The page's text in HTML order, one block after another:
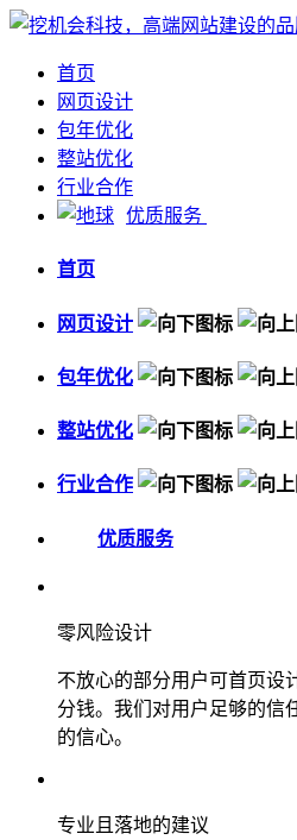
首页
网页设计
包年优化
整站优化
行业合作
优质服务
首页
网页设计
包年优化
整站优化
行业合作
优质服务
零风险设计
不放心的部分用户可首页设
分钱。我们对用户足够的信
的信心。
专业且落地的建议